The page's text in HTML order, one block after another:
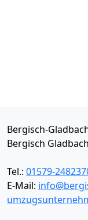
Bergisch-
Bergisch Gladbach
Tel.: 01579-
E-Mail: